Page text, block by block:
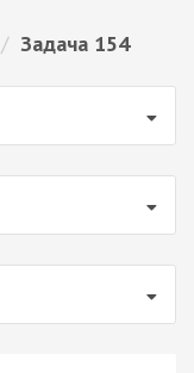
/ Задача 154